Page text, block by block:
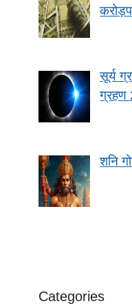
सूर्य
ग्रहण
शनि
Categories